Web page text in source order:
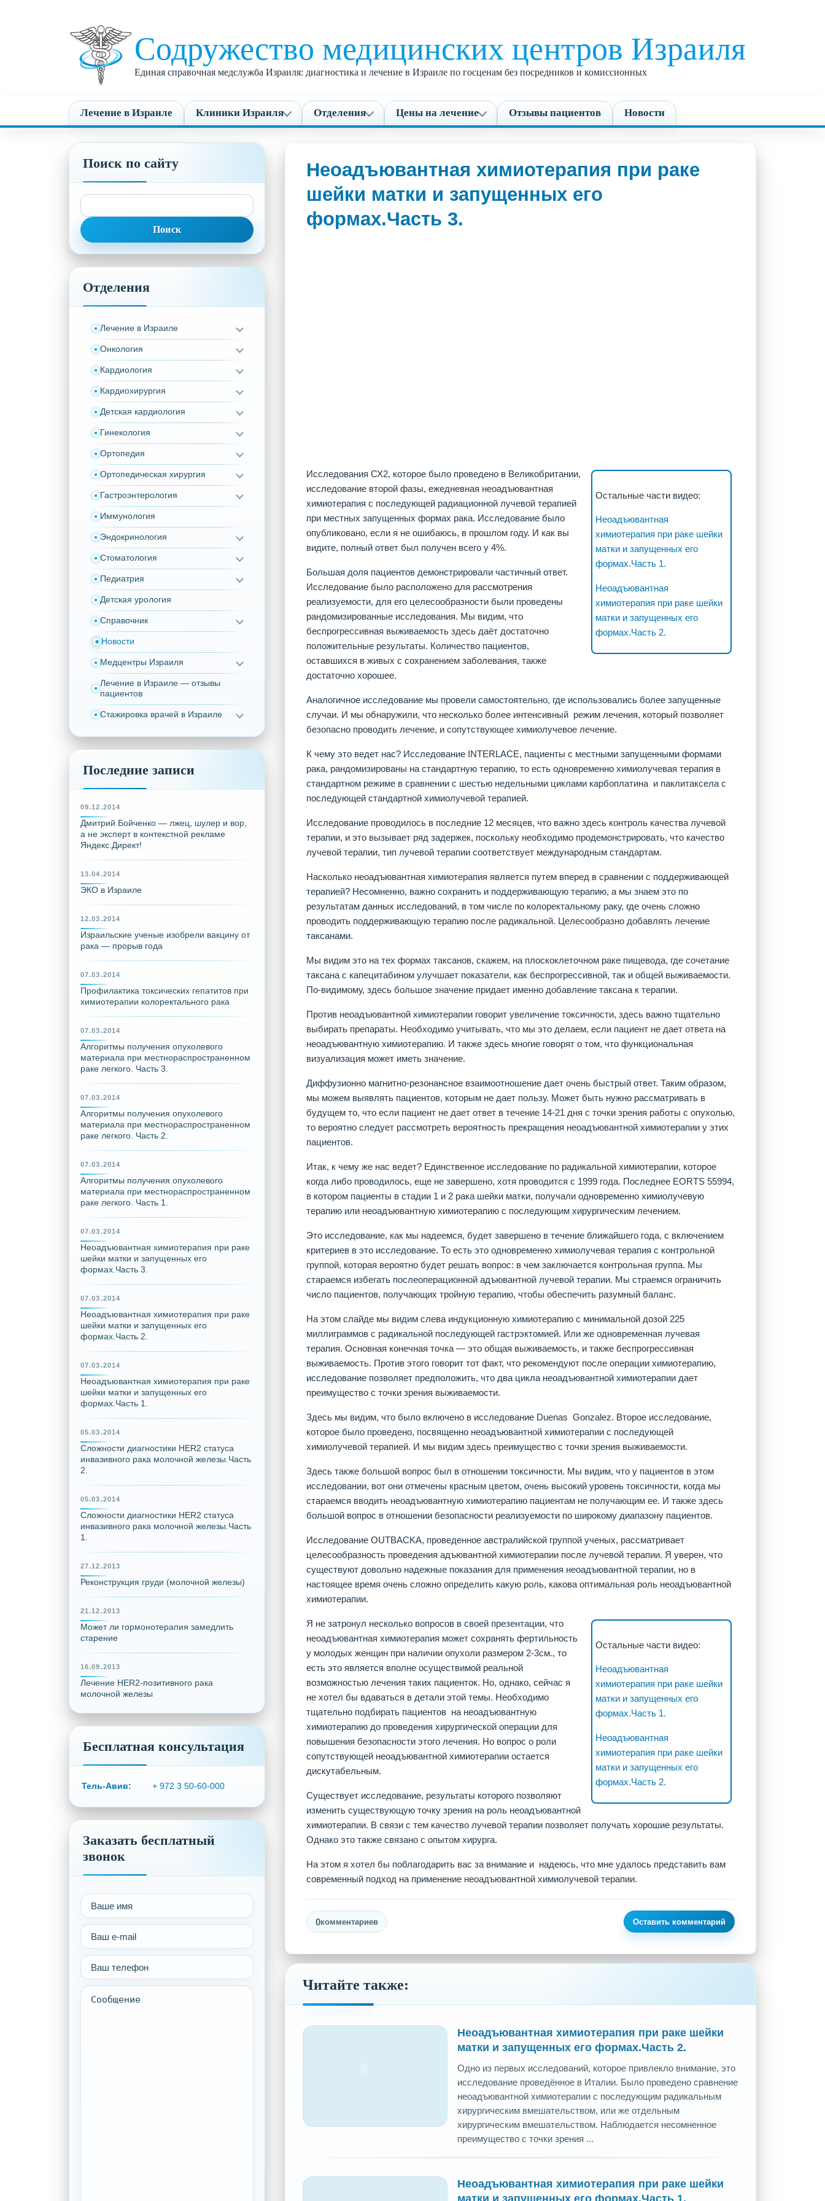
Содружество медицинских центров Израиля
Единая справочная медслужба Израиля: диагностика и лечение в Израиле по госценам без посредников и комиссионных
Лечение в Израиле Клиники Израиля Отделения Цены на лечение Отзывы пациентов Новости
Поиск по сайту
Найти:
Отделения
Лечение в Израиле
Онкология
Кардиология
Кардиохирургия
Детская кардиология
Гинекология
Ортопедия
Ортопедическая хирургия
Гастроэнтерология
Иммунология
Эндокринология
Стоматология
Педиатрия
Детская урология
Справочник
Новости
Медцентры Израиля
Лечение в Израиле — отзывы
пациентов
Стажировка врачей в Израиле
Последние записи
09.12.2014
Дмитрий Бойченко — лжец, шулер и вор,
а не эксперт в контекстной рекламе
Яндекс.Директ!
13.04.2014
ЭКО в Израиле
12.03.2014
Израильские ученые изобрели вакцину от
рака — прорыв года
07.03.2014
Профилактика токсических гепатитов при
химиотерапии колоректального рака
07.03.2014
Алгоритмы получения опухолевого
материала при местнораспространенном
раке легкого. Часть 3.
07.03.2014
Алгоритмы получения опухолевого
материала при местнораспространенном
раке легкого. Часть 2.
07.03.2014
Алгоритмы получения опухолевого
материала при местнораспространенном
раке легкого. Часть 1.
07.03.2014
Неоадъювантная химиотерапия при раке
шейки матки и запущенных его
формах.Часть 3.
07.03.2014
Неоадъювантная химиотерапия при раке
шейки матки и запущенных его
формах.Часть 2.
07.03.2014
Неоадъювантная химиотерапия при раке
шейки матки и запущенных его
формах.Часть 1.
05.03.2014
Сложности диагностики HER2 статуса
инвазивного рака молочной железы.Часть
2.
05.03.2014
Сложности диагностики HER2 статуса
инвазивного рака молочной железы.Часть
1.
27.12.2013
Реконструкция груди (молочной железы)
21.12.2013
Может ли гормонотерапия замедлить
старение
16.09.2013
Лечение HER2-позитивного рака
молочной железы
Бесплатная консультация
Тель-Авив: + 972 3 50-60-000
Заказать бесплатный
звонок
Неоадъювантная химиотерапия при раке
шейки матки и запущенных его
формах.Часть 3.
Остальные части видео:
Неоадъювантная
химиотерапия при раке шейки
матки и запущенных его
формах.Часть 1.
Неоадъювантная
химиотерапия при раке шейки
матки и запущенных его
формах.Часть 2.
Исследования СХ2, которое было проведено в Великобритании,
исследование второй фазы, ежедневная неоадъювантная
химиотерапия с последующей радиационной лучевой терапией
при местных запущенных формах рака. Исследование было
опубликовано, если я не ошибаюсь, в прошлом году. И как вы
видите, полный ответ был получен всего у 4%.
Большая доля пациентов демонстрировали частичный ответ.
Исследование было расположено для рассмотрения
реализуемости, для его целесообразности были проведены
рандомизированные исследования. Мы видим, что
беспрогрессивная выживаемость здесь даёт достаточно
положительные результаты. Количество пациентов,
оставшихся в живых с сохранением заболевания, также
достаточно хорошее.
Аналогичное исследование мы провели самостоятельно, где использовались более запущенные
случаи. И мы обнаружили, что несколько более интенсивный режим лечения, который позволяет
безопасно проводить лечение, и сопутствующее химиолучевое лечение.
К чему это ведет нас? Исследование INTERLACE, пациенты с местными запущенными формами
рака, рандомизированы на стандартную терапию, то есть одновременно химиолучевая терапия в
стандартном режиме в сравнении с шестью недельными циклами карбоплатина и паклитаксела с
последующей стандартной химиолучевой терапией.
Исследование проводилось в последние 12 месяцев, что важно здесь контроль качества лучевой
терапии, и это вызывает ряд задержек, поскольку необходимо продемонстрировать, что качество
лучевой терапии, тип лучевой терапии соответствует международным стандартам.
Насколько неоадъювантная химиотерапия является путем вперед в сравнении с поддерживающей
терапией? Несомненно, важно сохранить и поддерживающую терапию, а мы знаем это по
результатам данных исследований, в том числе по колоректальному раку, где очень сложно
проводить поддерживающую терапию после радикальной. Целесообразно добавлять лечение
таксанами.
Мы видим это на тех формах таксанов, скажем, на плоскоклеточном раке пищевода, где сочетание
таксана с капецитабином улучшает показатели, как беспрогрессивной, так и общей выживаемости.
По-видимому, здесь большое значение придает именно добавление таксана к терапии.
Против неоадъювантной химиотерапии говорит увеличение токсичности, здесь важно тщательно
выбирать препараты. Необходимо учитывать, что мы это делаем, если пациент не дает ответа на
неоадъювантную химиотерапию. И также здесь многие говорят о том, что функциональная
визуализация может иметь значение.
Диффузионно магнитно-резонансное взаимоотношение дает очень быстрый ответ. Таким образом,
мы можем выявлять пациентов, которым не дает пользу. Может быть нужно рассматривать в
будущем то, что если пациент не дает ответ в течение 14-21 дня с точки зрения работы с опухолью,
то вероятно следует рассмотреть вероятность прекращения неоадъювантной химиотерапии у этих
пациентов.
Итак, к чему же нас ведет? Единственное исследование по радикальной химиотерапии, которое
когда либо проводилось, еще не завершено, хотя проводится с 1999 года. Последнее EORTS 55994,
в котором пациенты в стадии 1 и 2 рака шейки матки, получали одновременно химиолучевую
терапию или неоадъювантную химиотерапию с последующим хирургическим лечением.
Это исследование, как мы надеемся, будет завершено в течение ближайшего года, с включением
критериев в это исследование. То есть это одновременно химиолучевая терапия с контрольной
группой, которая вероятно будет решать вопрос: в чем заключается контрольная группа. Мы
стараемся избегать послеоперационной адъювантной лучевой терапии. Мы страемся ограничить
число пациентов, получающих тройную терапию, чтобы обеспечить разумный баланс.
На этом слайде мы видим слева индукционную химиотерапию с минимальной дозой 225
миллиграммов с радикальной последующей гастрэктомией. Или же одновременная лучевая
терапия. Основная конечная точка — это общая выживаемость, и также беспрогрессивная
выживаемость. Против этого говорит тот факт, что рекомендуют после операции химиотерапию,
исследование позволяет предположить, что два цикла неоадъювантной химиотерапии дает
преимущество с точки зрения выживаемости.
Здесь мы видим, что было включено в исследование Duenas Gonzalez. Второе исследование,
которое было проведено, посвященно неоадъювантной химиотерапии с последующей
химиолучевой терапией. И мы видим здесь преимущество с точки зрения выживаемости.
Здесь также большой вопрос был в отношении токсичности. Мы видим, что у пациентов в этом
исследовании, вот они отмечены красным цветом, очень высокий уровень токсичности, когда мы
стараемся вводить неоадъювантную химиотерапию пациентам не получающим ее. И также здесь
большой вопрос в отношении безопасности реализуемости по широкому диапазону пациентов.
Исследование OUTBACKA, проведенное австралийской группой ученых, рассматривает
целесообразность проведения адъювантной химиотерапии после лучевой терапии. Я уверен, что
существуют довольно надежные показания для применения неоадъювантной терапии, но в
настоящее время очень сложно определить какую роль, какова оптимальная роль неоадъювантной
химиотерапии.
Остальные части видео:
Неоадъювантная
химиотерапия при раке шейки
матки и запущенных его
формах.Часть 1.
Неоадъювантная
химиотерапия при раке шейки
матки и запущенных его
формах.Часть 2.
Я не затронул несколько вопросов в своей презентации, что
неоадъювантная химиотерапия может сохранять фертильность
у молодых женщин при наличии опухоли размером 2-3см., то
есть это является вполне осуществимой реальной
возможностью лечения таких пациенток. Но, однако, сейчас я
не хотел бы вдаваться в детали этой темы. Необходимо
тщательно подбирать пациентов на неоадъювантную
химиотерапию до проведения хирургической операции для
повышения безопасности этого лечения. Но вопрос о роли
сопутствующей неоадъювантной химиотерапии остается
дискутабельным.
Существует исследование, результаты которого позволяют
изменить существующую точку зрения на роль неоадъювантной
химиотерапии. В связи с тем качество лучевой терапии позволяет получать хорошие результаты.
Однако это также связано с опытом хирурга.
На этом я хотел бы поблагодарить вас за внимание и надеюсь, что мне удалось представить вам
современный подход на применение неоадъювантной химиолучевой терапии.
0комментариев Оставить комментарий
Читайте также:
Неоадъювантная химиотерапия при раке шейки
матки и запущенных его формах.Часть 2.
Одно из первых исследований, которое привлекло внимание, это
исследование проведённое в Италии. Было проведено сравнение
неоадъювантной химиотерапии с последующим радикальным
хирургическим вмешательством, или же отдельным
хирургическим вмешательством. Наблюдается несомненное
преимущество с точки зрения ...
Неоадъювантная химиотерапия при раке шейки
матки и запущенных его формах.Часть 1.